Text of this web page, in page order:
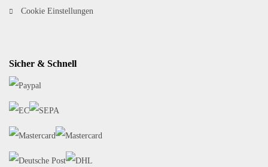
Cookie Einstellungen
Sicher & Schnell